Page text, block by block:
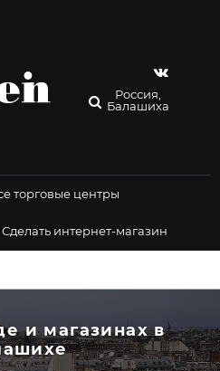
Россия,
Балашиха
торговые центры
Сделать интернет-магазин
и магазинах в